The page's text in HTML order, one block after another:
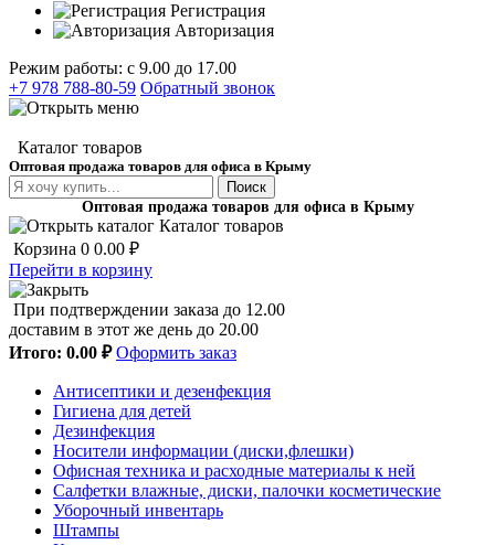
Регистрация
Авторизация
Режим работы: с 9.00 до 17.00
+7 978 788-80-59 Обратный звонок
Каталог товаров
Оптовая продажа товаров для офиса в Крыму
Поиск
Оптовая продажа товаров для офиса в Крыму
Каталог товаров
Корзина 0 0.00 ₽
Перейти в корзину
При подтверждении заказа до 12.00
доставим в этот же день до 20.00
Итого: 0.00 ₽ Оформить заказ
Антисептики и дезенфекция
Гигиена для детей
Дезинфекция
Носители информации (диски,флешки)
Офисная техника и расходные материалы к ней
Салфетки влажные, диски, палочки косметические
Уборочный инвентарь
Штампы